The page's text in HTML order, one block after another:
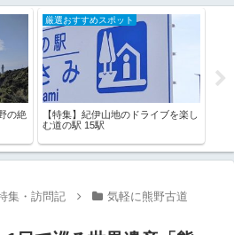
の絶
厳選おすすめスポット
【特集】紀伊山地のドライブを楽し
む道の駅 15駅
集・訪問記 気軽に熊野古道